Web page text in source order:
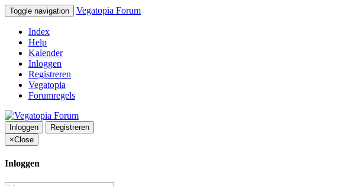
Toggle navigation Vegatopia Forum
Index
Help
Kalender
Inloggen
Registreren
Vegatopia
Forumregels
Inloggen
Registreren
×Close
Inloggen